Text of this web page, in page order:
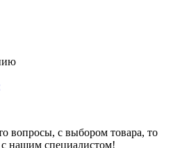
вопросы, с выбором товара, то
с нашим специалистом!